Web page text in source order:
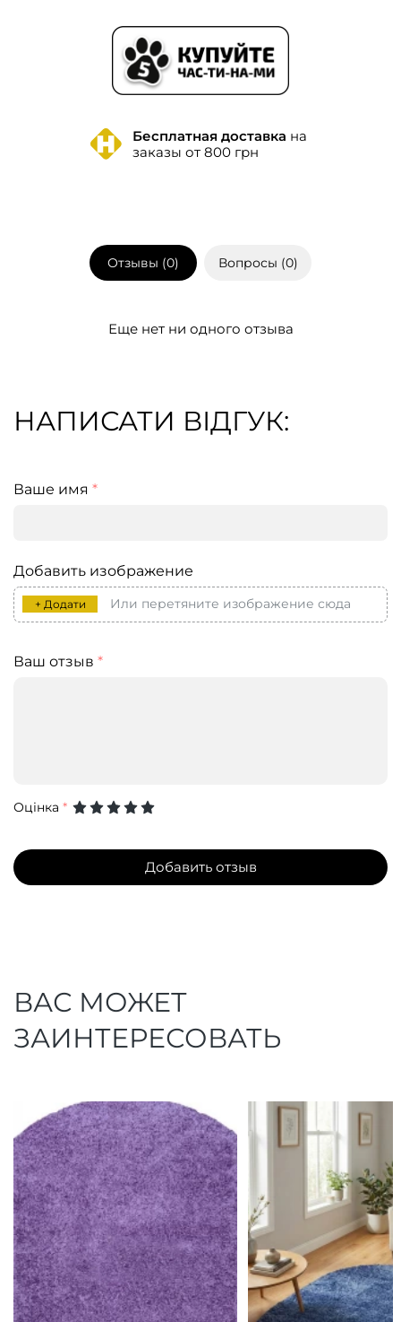
Бесплатная доставка на
заказы от 800 грн
Отзывы (0) Вопросы (0)
Еще нет ни одного отзыва
НАПИСАТИ ВІДГУК:
Ваше имя *
Добавить изображение
+ Додати Или перетяните изображение сюда
Ваш отзыв *
Оцінка *
Добавить отзыв
ВАС МОЖЕТ
ЗАИНТЕРЕСОВАТЬ